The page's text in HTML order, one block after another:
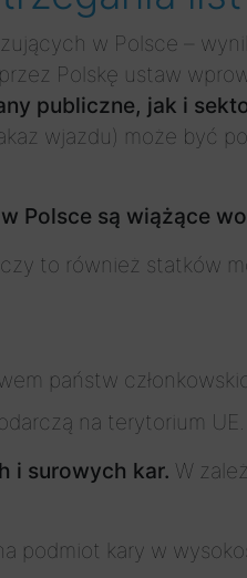
w Polsce –
Polskę ustaw
publiczne, jak i
wjazdu) może być
Polsce są wiążące
to również statków
państw
na terytorium UE.
i surowych kar. W
podmiot kary w